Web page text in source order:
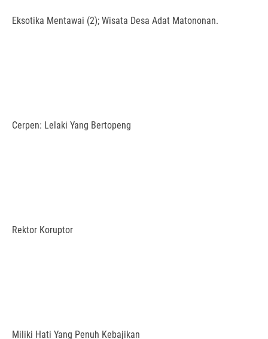
Eksotika Mentawai (2); Wisata Desa Adat Matononan.
Cerpen: Lelaki Yang Bertopeng
Rektor Koruptor
Miliki Hati Yang Penuh Kebajikan